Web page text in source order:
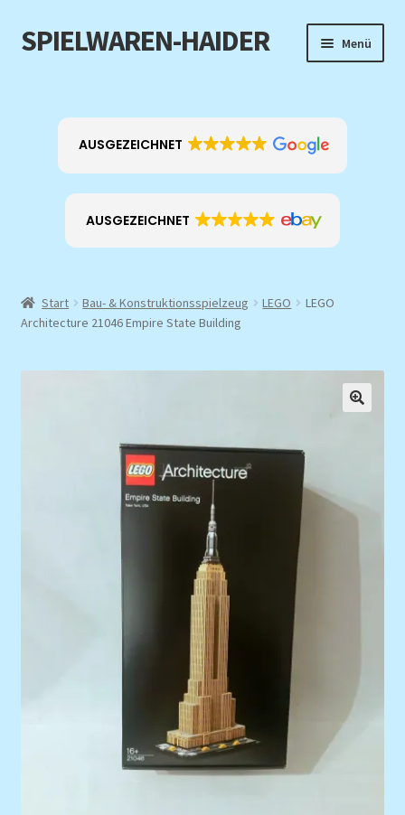
Zur
Navigation
Zum
Inhalt
SPIELWAREN-HAIDER Menü
ANGEBOTE
Kontakt
AUSGEZEICHNET
AUSGEZEICHNET
Start Bau- & Konstruktionsspielzeug LEGO
LEGO
Architecture 21046 Empire State Building